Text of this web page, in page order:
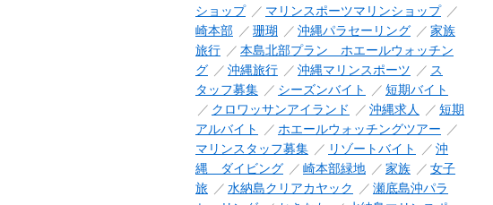
ショップ
マリンスポーツマリンショップ
崎本部
珊瑚 沖縄パラセーリング
家族
旅行
本島北部プラン ホエールウォッチン
グ
沖縄旅行 沖縄マリンスポーツ
ス
タッフ募集
シーズンバイト
短期バイト
クロワッサンアイランド
沖縄求人
短期
アルバイト
ホエールウォッチングツアー
マリンスタッフ募集
リゾートバイト
沖
縄 ダイビング
崎本部緑地 家族
女子
旅
水納島クリアカヤック
瀬底島沖パラ